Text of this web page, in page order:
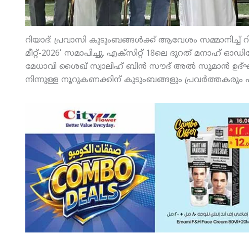
റിയാദ്: പ്രവാസി കുടുംബങ്ങള്‍ക്ക് ആവേശം സമ്മാനിച്ച്
മീറ്റ്-2026’ സമാപിച്ചു. എക്‌സിറ്റ് 18ലെ ദുറത് മനാഹ്
മേധാവി ശൈഖ് സ്വാലിഹ് ബിന്‍ സൗദ് അല്‍ സൂമാന്‍
നിന്നുള്ള നൂറുകണക്കിന് കുടുംബങ്ങളും പ്രവര്‍ത്തകരും